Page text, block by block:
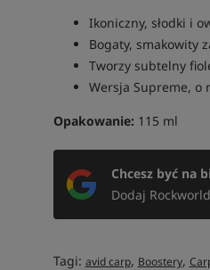
Ikoniczny, słodki i
Bogaty, smakowity
Tworzy subtelny
Wersja Supreme, o
Opakowanie: 115 ml
Chcesz być na
Dodaj
Tagi: avid carp, Boostery,